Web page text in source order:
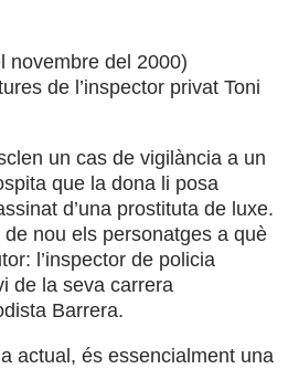
novembre del 2000)
de l’inspector privat Toni
un cas de vigilància a un
que la dona li posa
d’una prostituta de luxe.
nou els personatges a què
l’inspector de policia
de la seva carrera
Barrera.
actual, és essencialment una